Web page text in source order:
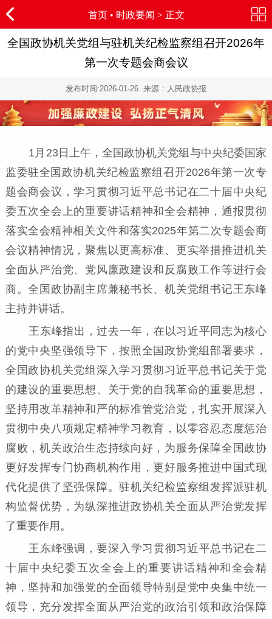
首页• 时政要闻 > 正文
全国政协机关党组与驻机关纪检监察组召开2026年
第一次专题会商会议
发布时间:2026-01-26 来源：人民政协报
1月23日上午，全国政协机关党组与中央纪委国家
监委驻全国政协机关纪检监察组召开2026年第一次专
题会商会议，学习贯彻习近平总书记在二十届中央纪
委五次全会上的重要讲话精神和全会精神，通报贯彻
落实全会精神相关文件和落实2025年第二次专题会商
会议精神情况，聚焦以更高标准、更实举措推进机关
全面从严治党、党风廉政建设和反腐败工作等进行会
商。全国政协副主席兼秘书长、机关党组书记王东峰
主持并讲话。
王东峰指出，过去一年，在以习近平同志为核心
的党中央坚强领导下，按照全国政协党组部署要求，
全国政协机关党组深入学习贯彻习近平总书记关于党
的建设的重要思想、关于党的自我革命的重要思想，
坚持用改革精神和严的标准管党治党，扎实开展深入
贯彻中央八项规定精神学习教育，以零容忍态度惩治
腐败，机关政治生态持续向好，为服务保障全国政协
更好发挥专门协商机构作用，更好服务推进中国式现
代化提供了坚强保障。驻机关纪检监察组发挥派驻机
构监督优势，为纵深推进政协机关全面从严治党发挥
了重要作用。
王东峰强调，要深入学习贯彻习近平总书记在二
十届中央纪委五次全会上的重要讲话精神和全会精
神，坚持和加强党的全面领导特别是党中央集中统一
领导，充分发挥全面从严治党的政治引领和政治保障